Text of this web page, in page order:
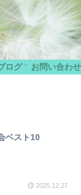
ログ お問い合わせ
ベスト10
2025.12.27